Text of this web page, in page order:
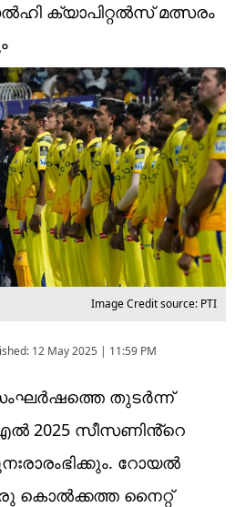
ക്യാപിറ്റൽസ് മത്സരം
Image Credit source: PTI
12 May 2025 | 11:59 PM
തുടർന്ന്
2025 സീസണിൻ്റെ
റോയൽ
കൊൽക്കത്ത നൈറ്റ്